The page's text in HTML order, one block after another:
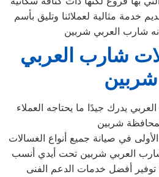
خدمة مثالية لعملائنا وتليق بأسم
شارب العربي شربين
شارب العربي
شربين
يدرك جيدًا ما يحتاجه العملاء
الأولى في صيانة جميع أنواع الغسالات
العربي شربين تحت أيدي أنسب